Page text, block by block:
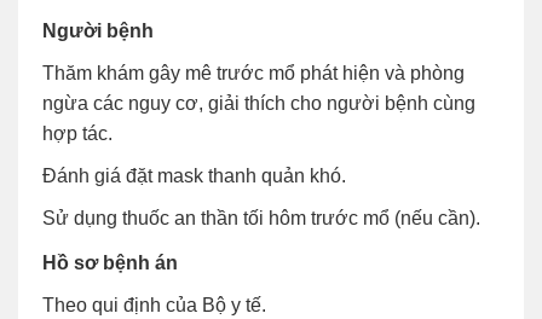
Người bệnh
Thăm khám gây mê trước mổ phát hiện và phòng
ngừa các nguy cơ, giải thích cho người bệnh cùng
hợp tác.
Đánh giá đặt mask thanh quản khó.
Sử dụng thuốc an thần tối hôm trước mổ (nếu cần).
Hồ sơ bệnh án
Theo qui định của Bộ y tế.